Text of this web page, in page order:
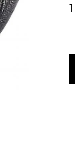
1